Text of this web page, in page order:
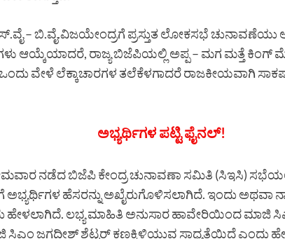
– ಬಿ.ವೈ.ವಿಜಯೇಂದ್ರಗೆ ಪ್ರಸ್ತುತ ಲೋಕಸಭೆ ಚುನಾವಣೆಯು
ಆಯ್ಕೆಯಾದರೆ, ರಾಜ್ಯ ಬಿಜೆಪಿಯಲ್ಲಿ ಅಪ್ಪ – ಮಗ ಮತ್ತೆ ಕಿಂಗ್
ವೇಳೆ ಲೆಕ್ಕಾಚಾರಗಳ ತಲೆಕೆಳಗಾದರೆ ರಾಜಕೀಯವಾಗಿ
ಅಭ್ಯರ್ಥಿಗಳ ಪಟ್ಟಿ ಫೈನಲ್!
ನಡೆದ ಬಿಜೆಪಿ ಕೇಂದ್ರ ಚುನಾವಣಾ ಸಮಿತಿ (ಸಿಇಸಿ)
ಅಭ್ಯರ್ಥಿಗಳ ಹೆಸರನ್ನು ಅಖೈರುಗೊಳಿಸಲಾಗಿದೆ. ಇಂದು ಅಥವಾ
ಹೇಳಲಾಗಿದೆ. ಲಭ್ಯ ಮಾಹಿತಿ ಅನುಸಾರ ಹಾವೇರಿಯಿಂದ ಮಾಜಿ
ಜಗದೀಶ್ ಶೆಟ್ಟರ್ ಕಣಕ್ಕಿಳಿಯುವ ಸಾಧ‍್ಯತೆಯಿದೆ ಎಂದು